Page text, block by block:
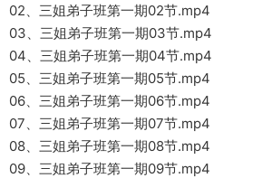
02、三姐弟子班第一期02节.mp4
03、三姐弟子班第一期03节.mp4
04、三姐弟子班第一期04节.mp4
05、三姐弟子班第一期05节.mp4
06、三姐弟子班第一期06节.mp4
07、三姐弟子班第一期07节.mp4
08、三姐弟子班第一期08节.mp4
09、三姐弟子班第一期09节.mp4